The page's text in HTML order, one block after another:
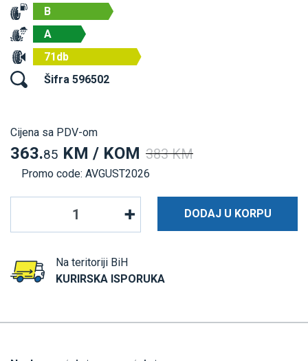
B
A
71db
Šifra 596502
Cijena sa PDV-om
363.85 KM / KOM 383 KM
Promo code: AVGUST2026
DODAJ U KORPU
Na teritoriji BiH
KURIRSKA ISPORUKA